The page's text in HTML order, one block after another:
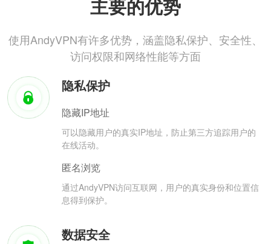
主要的优势
使用AndyVPN有许多优势，涵盖隐私保护、安全性、
访问权限和网络性能等方面
隐私保护
隐藏IP地址
可以隐藏用户的真实IP地址，防止第三方追踪用户的
在线活动。
匿名浏览
通过AndyVPN访问互联网，用户的真实身份和位置信
息得到保护。
数据安全